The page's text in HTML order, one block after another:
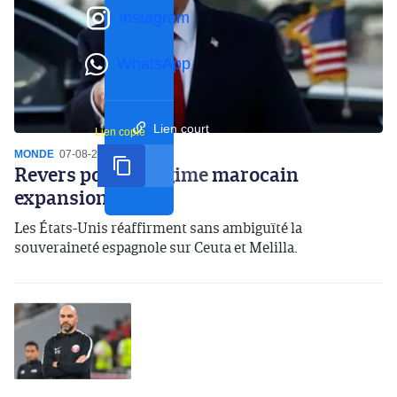
Instagram
WhatsApp
Lien court
Lien copié
MONDE 07-08-2026 16:59
Revers pour le régime marocain
expansionniste
Les États-Unis réaffirment sans ambiguïté la
souveraineté espagnole sur Ceuta et Melilla.